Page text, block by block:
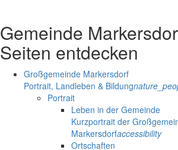
Gemeinde
Seiten entdecken
Großgemeinde Markersdorf
Portrait, Landleben & Bildung
Portrait
Leben in der Gemeinde
Kurzportrait der
Markersdorfaccessibility
Ortschaften